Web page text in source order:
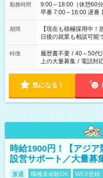
勤務時間
9:00～18:00（休憩60分） ■ご希望があれば下記シフトも
早番 7:00～16:00 遅番 10:00～19:00
い」 「余裕を持って夕
たくない」 など、ご希望を
の方へ 今ご覧のお仕事
の勤務時間。 合計で
期間
【現在も積極採用中
日後の就業も相談可能
特徴 履歴書不要 / 40～50代
上の大量募集 / 電話対
気になる！
時給1900円！【アジ
設営サポート／大量募
派遣 職種未経験OK WEB登録